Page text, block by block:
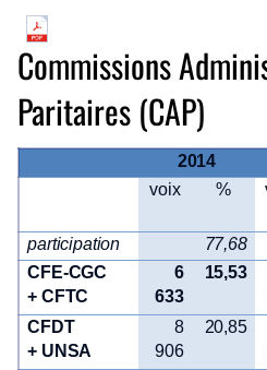
Commissions
Paritaires (CAP)
2014
voix
%
participation 77,68
CFE-CGC
+ CFTC
6
633
15,53
CFDT
+ UNSA
8
906
20,85